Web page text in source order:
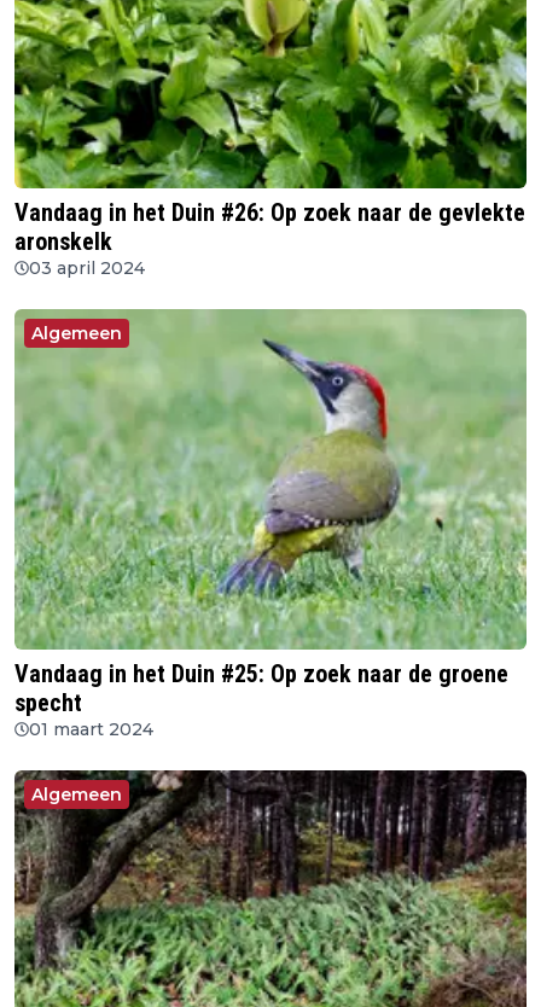
Vandaag in het Duin #26: Op zoek naar de gevlekte
aronskelk
03 april 2024
Algemeen
Vandaag in het Duin #25: Op zoek naar de groene
specht
01 maart 2024
Algemeen